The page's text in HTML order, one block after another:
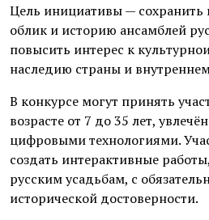
Цель инициативы —
облик и историю ансамблей
повысить интерес к
наследию страны и
В конкурсе могут принять
возрасте от 7 до 35 лет,
цифровыми технологиями.
создать интерактивные
русским усадьбам, с
исторической достоверности.